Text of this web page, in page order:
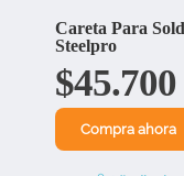
Careta Para
Steelpro
$45.700
Compra ahora